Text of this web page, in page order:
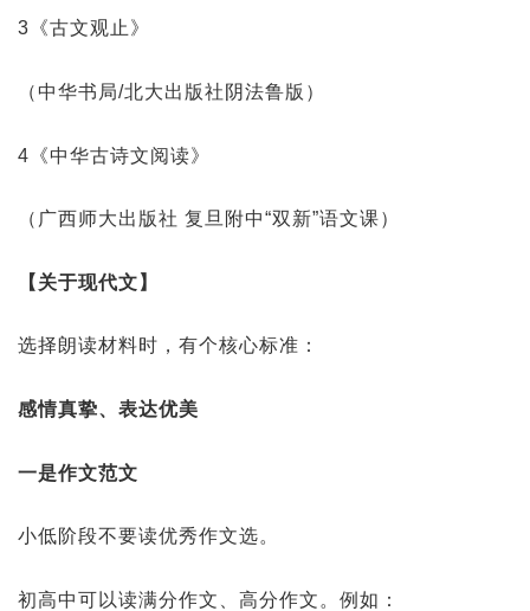
3《古文观止》
（中华书局/北大出版社阴法鲁版）
4《中华古诗文阅读》
（广西师大出版社 复旦附中“双新”语文课）
【关于现代文】
选择朗读材料时，有个核心标准：
感情真挚、表达优美
一是作文范文
小低阶段不要读优秀作文选。
初高中可以读满分作文、高分作文。例如：